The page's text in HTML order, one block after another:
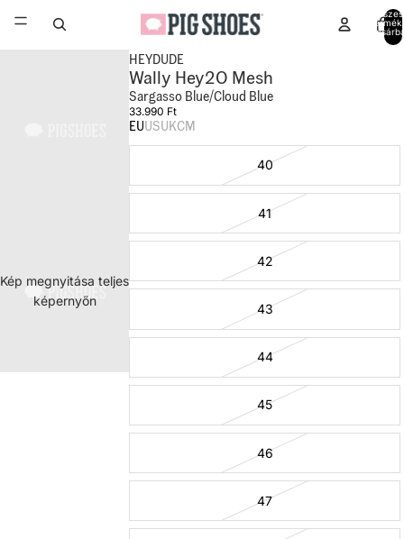
Összes
termék
Kép megnyitása teljes
képernyőn
HEYDUDE
Wally Hey2O Mesh
Sargasso Blue/Cloud Blue
33.990 Ft
EUUSUKCM
40
41
42
43
44
45
46
47